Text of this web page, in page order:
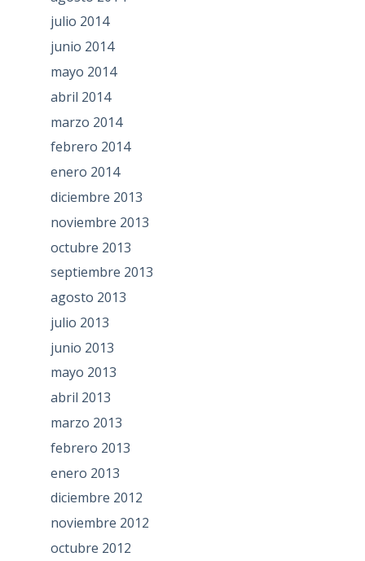
julio 2014
junio 2014
mayo 2014
abril 2014
marzo 2014
febrero 2014
enero 2014
diciembre 2013
noviembre 2013
octubre 2013
septiembre 2013
agosto 2013
julio 2013
junio 2013
mayo 2013
abril 2013
marzo 2013
febrero 2013
enero 2013
diciembre 2012
noviembre 2012
octubre 2012